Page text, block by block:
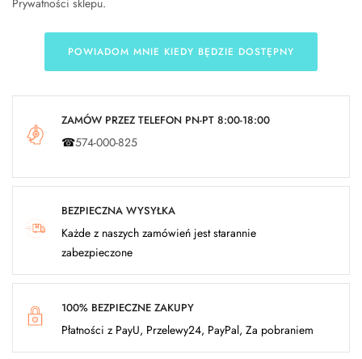
Prywatności sklepu.
POWIADOM MNIE KIEDY BĘDZIE DOSTĘPNY
ZAMÓW PRZEZ TELEFON PN-PT 8:00-18:00
☎574-000-825
BEZPIECZNA WYSYŁKA
Każde z naszych zamówień jest starannie
zabezpieczone
100% BEZPIECZNE ZAKUPY
Płatności z PayU, Przelewy24, PayPal, Za pobraniem